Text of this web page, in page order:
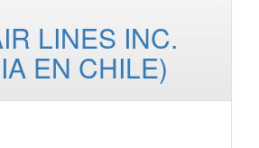
LINES INC.
EN CHILE)